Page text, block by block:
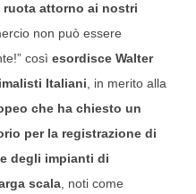
ruota attorno ai nostri
non può essere
così esordisce Walter
Italiani , in merito alla
che ha chiesto un
per la registrazione di
degli impianti di
scala , noti come